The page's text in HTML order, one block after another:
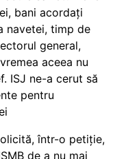
bani acordați
navetei, timp de
general,
aceea nu
ISJ ne-a cerut să
pentru
într-o petiție,
de a nu mai